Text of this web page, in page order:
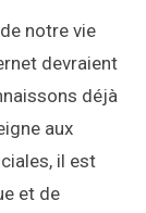
notre vie
devraient
déjà
aux
il est
et de